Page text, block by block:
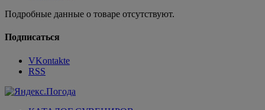
Подробные данные о товаре отсутствуют.
Подписаться
VKontakte
RSS